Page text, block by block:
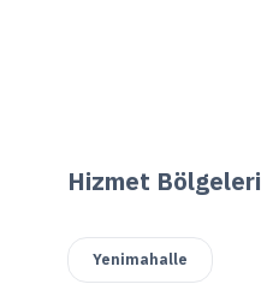
Hizmet Bölgeleri
Yenimahalle